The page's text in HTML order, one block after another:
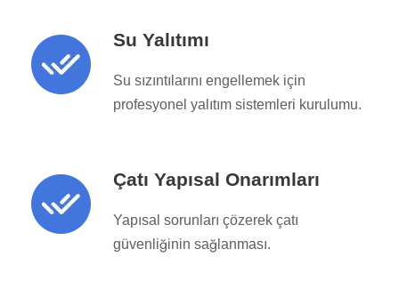
Su Yalıtımı
Su sızıntılarını engellemek için
profesyonel yalıtım sistemleri kurulumu.
Çatı Yapısal Onarımları
Yapısal sorunları çözerek çatı
güvenliğinin sağlanması.